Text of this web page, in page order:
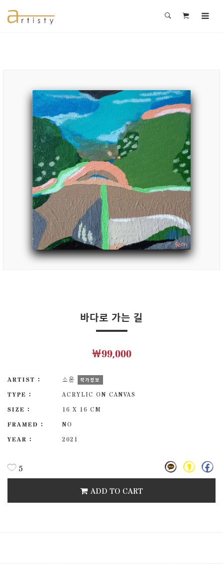
바다로 가는 길
￦99,000
ARTIST : 소온 작가정보
TYPE :
ACRYLIC ON CANVAS
SIZE :
16 X 16 CM
FRAMED :
NO
YEAR :
2021
5
ADD TO CART